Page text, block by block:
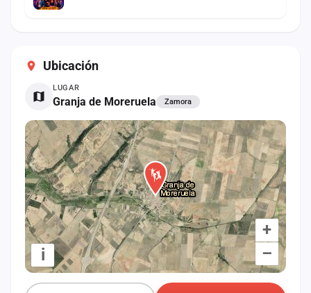
Ubicación
LUGAR
Granja de Moreruela Zamora
+
–
i